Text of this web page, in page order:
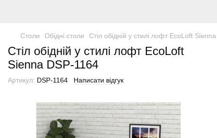
Столи Обідні столи Стіл обідній у стилі лофт EcoLoft
Стіл обідній у стилі лофт EcoLoft
Sienna DSP-1164
Артикул: DSP-1164 Написати відгук